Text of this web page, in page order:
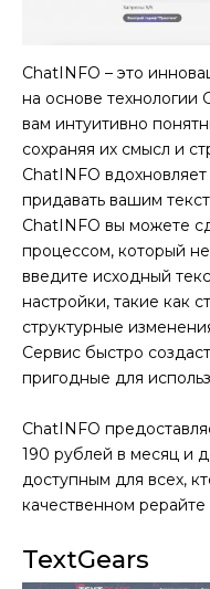
ChatINFO – это
на основе технологии
вам интуитивно
сохраняя их смысл и
ChatINFO
придавать вашим
ChatINFO вы можете
процессом, который
введите исходный
настройки, такие как
структурные
Сервис быстро
пригодные для
ChatINFO
190 рублей в месяц и
доступным для всех,
качественном рерайте
TextGears